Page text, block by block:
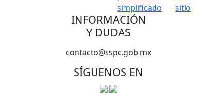
simplificado
sitio
INFORMACIÓN
Y DUDAS
contacto@sspc.gob.mx
SÍGUENOS EN